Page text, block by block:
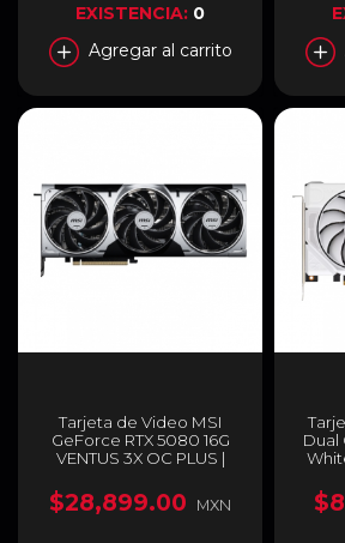
EXISTENCIA: 0
Agregar al carrito
Tarjeta de Video MSI
GeForce RTX 5080 16G
VENTUS 3X OC PLUS |
5.0 | 256 Bits | Negro |
GEFORCE RTX 5080 16G
$28,899.00 MXN
Dual
128